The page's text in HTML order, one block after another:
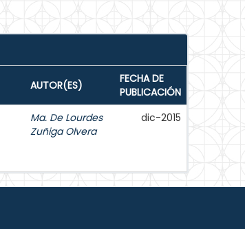
AUTOR(ES)
FECHA DE
PUBLICACIÓN
Ma. De Lourdes
Zuñiga Olvera
dic-2015